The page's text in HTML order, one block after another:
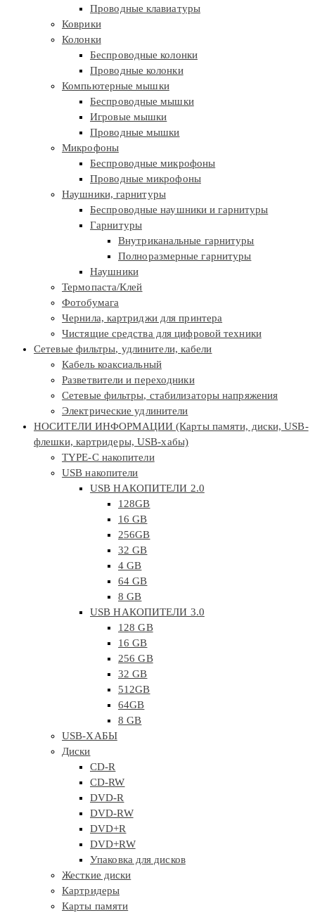
Проводные клавиатуры
Коврики
Колонки
Беспроводные колонки
Проводные колонки
Компьютерные мышки
Беспроводные мышки
Игровые мышки
Проводные мышки
Микрофоны
Беспроводные микрофоны
Проводные микрофоны
Наушники, гарнитуры
Беспроводные наушники и гарнитуры
Гарнитуры
Внутриканальные гарнитуры
Полноразмерные гарнитуры
Наушники
Термопаста/Клей
Фотобумага
Чернила, картриджи для принтера
Чистящие средства для цифровой техники
Сетевые фильтры, удлинители, кабели
Кабель коаксиальный
Разветвители и переходники
Сетевые фильтры, стабилизаторы напряжения
Электрические удлинители
НОСИТЕЛИ ИНФОРМАЦИИ (Карты памяти, диски, USB-
флешки, картридеры, USB-хабы)
TYPE-C накопители
USB накопители
USB НАКОПИТЕЛИ 2.0
128GB
16 GB
256GB
32 GB
4 GB
64 GB
8 GB
USB НАКОПИТЕЛИ 3.0
128 GB
16 GB
256 GB
32 GB
512GB
64GB
8 GB
USB-ХАБЫ
Диски
CD-R
CD-RW
DVD-R
DVD-RW
DVD+R
DVD+RW
Упаковка для дисков
Жесткие диски
Картридеры
Карты памяти